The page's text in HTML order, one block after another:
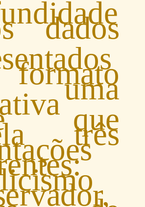
dados
uma
que
três